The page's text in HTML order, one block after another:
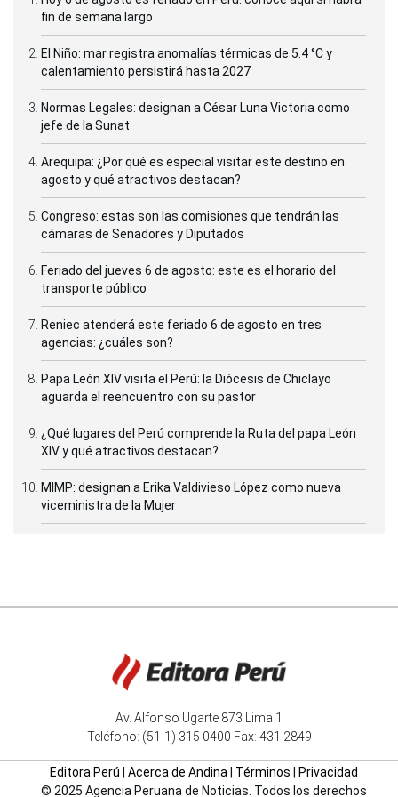
fin de semana largo
El Niño: mar registra anomalías térmicas de 5.4 °C y
calentamiento persistirá hasta 2027
Normas Legales: designan a César Luna Victoria como
jefe de la Sunat
Arequipa: ¿Por qué es especial visitar este destino en
agosto y qué atractivos destacan?
Congreso: estas son las comisiones que tendrán las
cámaras de Senadores y Diputados
Feriado del jueves 6 de agosto: este es el horario del
transporte público
Reniec atenderá este feriado 6 de agosto en tres
agencias: ¿cuáles son?
Papa León XIV visita el Perú: la Diócesis de Chiclayo
aguarda el reencuentro con su pastor
¿Qué lugares del Perú comprende la Ruta del papa León
XIV y qué atractivos destacan?
MIMP: designan a Erika Valdivieso López como nueva
viceministra de la Mujer
Av. Alfonso Ugarte 873 Lima 1
Teléfono: (51-1) 315 0400 Fax: 431 2849
Editora Perú Acerca de Andina Términos
Privacidad
© 2025 Agencia Peruana de Noticias. Todos los derechos